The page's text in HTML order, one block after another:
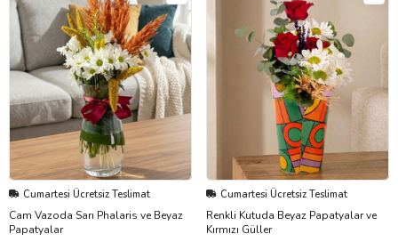
Cumartesi Ücretsiz Teslimat
Cam Vazoda Sarı Phalaris ve Beyaz
Papatyalar
Cumartesi Ücretsiz Teslimat
Renkli Kutuda Beyaz Papatyalar ve
Kırmızı Güller